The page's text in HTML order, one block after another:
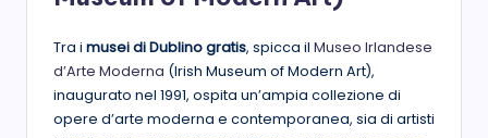
Tra i musei di Dublino gratis, spicca il Museo Irlandese
d’Arte Moderna (Irish Museum of Modern Art),
inaugurato nel 1991, ospita un’ampia collezione di
opere d’arte moderna e contemporanea, sia di artisti